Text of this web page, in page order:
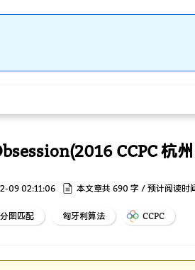
CCPC 杭
09 02:11:06 本文章共 690 字 / 预计阅读时
图匹配 匈牙利算法 CCPC